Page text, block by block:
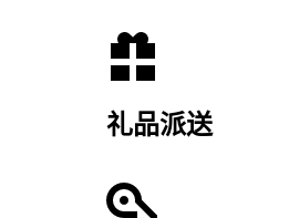
礼品派送